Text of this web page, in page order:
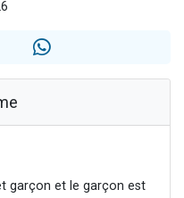
étudier en groupe sur Zoom
son Maasser
garçon et le garçon est